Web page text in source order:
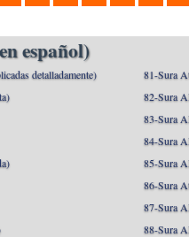
español)
detalladamente)
81-Sura
82-Sura
83-Sura
84-Sura
85-Sura
86-Sura
87-Sura
88-Sura